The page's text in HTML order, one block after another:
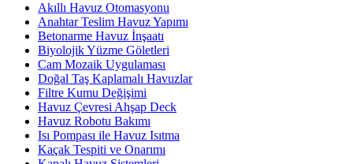
Akıllı Havuz Otomasyonu
Anahtar Teslim Havuz Yapımı
Betonarme Havuz İnşaatı
Biyolojik Yüzme Göletleri
Cam Mozaik Uygulaması
Doğal Taş Kaplamalı Havuzlar
Filtre Kumu Değişimi
Havuz Çevresi Ahşap Deck
Havuz Robotu Bakımı
Isı Pompası ile Havuz Isıtma
Kaçak Tespiti ve Onarımı